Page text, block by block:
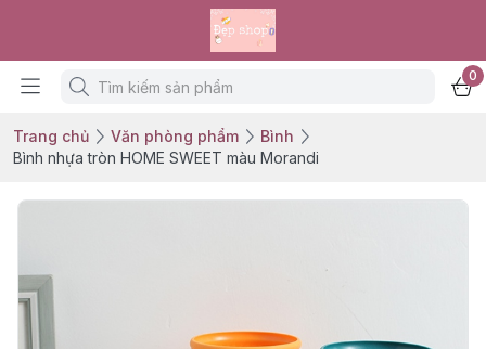
0
Trang chủ Văn phòng phẩm
Bình
Bình nhựa tròn HOME SWEET màu Morandi